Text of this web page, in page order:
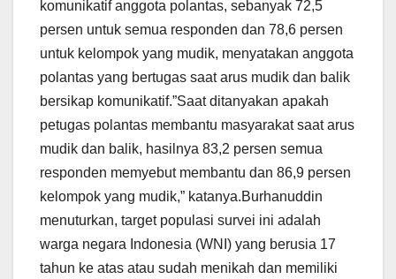
komunikatif anggota polantas, sebanyak 72,5
persen untuk semua responden dan 78,6 persen
untuk kelompok yang mudik, menyatakan anggota
polantas yang bertugas saat arus mudik dan balik
bersikap komunikatif.”Saat ditanyakan apakah
petugas polantas membantu masyarakat saat arus
mudik dan balik, hasilnya 83,2 persen semua
responden memyebut membantu dan 86,9 persen
kelompok yang mudik,” katanya.Burhanuddin
menuturkan, target populasi survei ini adalah
warga negara Indonesia (WNI) yang berusia 17
tahun ke atas atau sudah menikah dan memiliki